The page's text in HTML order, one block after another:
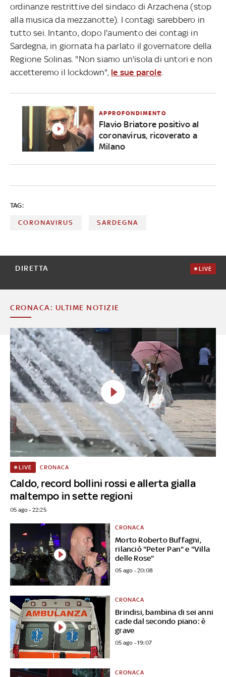
ordinanze restrittive del sindaco di Arzachena (stop
alla musica da mezzanotte). I contagi sarebbero in
tutto sei. Intanto, dopo l'aumento dei contagi in
Sardegna, in giornata ha parlato il governatore della
Regione Solinas. "Non siamo un'isola di untori e non
accetteremo il lockdown", le sue parole.
APPROFONDIMENTO
Flavio Briatore positivo al
coronavirus, ricoverato a
Milano
TAG:
CORONAVIRUS SARDEGNA
DIRETTA LIVE
CRONACA: ULTIME NOTIZIE
Caldo, record bollini rossi e allerta gialla
maltempo in sette regioni
LIVE CRONACA
05 ago - 22:25
Morto Roberto Buffagni,
rilanciò "Peter Pan" e "Villa
delle Rose"
CRONACA
05 ago - 20:08
Brindisi, bambina di sei anni
cade dal secondo piano: è
grave
CRONACA
05 ago - 19:07
CRONACA